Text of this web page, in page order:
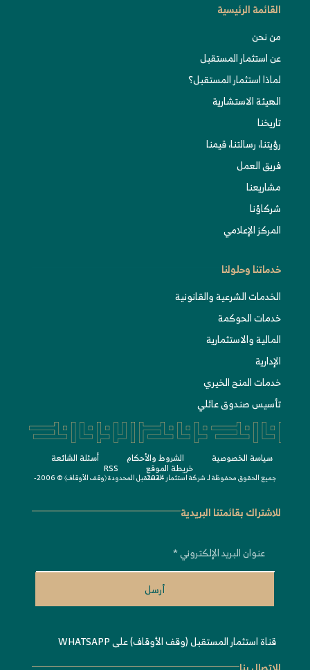
القائمة الرئيسية
من نحن
عن استثمار المستقبل
لماذا استثمار المستقبل؟
الهيئة الاستشارية
تاريخنا
رؤيتنا، رسالتنا، قيمنا
فريق العمل
مشاريعنا
شركاؤنا
المركز الإعلامي
خدماتنا وحلولنا
الخدمات الشرعية والقانونية
خدمات الحوكمة
المالية والاستثمارية
الإدارية
خدمات المنح الخيري
تأسيس صندوق عائلي
للاشتراك بقائمتنا البريدية
أرسل
قناة استثمار المستقبل (وقف الأوقاف) على WHATSAPP
سياسة الخصوصية الشروط واﻷحكام أسئلة الشائعة
خريطة الموقع RSS
جميع الحقوق محفوظة لـشركة استثمار المستقبل المحدودة 〈وقف الأوقاف〉 © 2006-2024